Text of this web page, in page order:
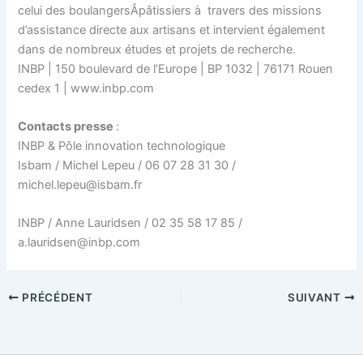
celui des boulangersÂpâtissiers à travers des missions
d’assistance directe aux artisans et intervient également
dans de nombreux études et projets de recherche.
INBP | 150 boulevard de l’Europe | BP 1032 | 76171 Rouen
cedex 1 | www.inbp.com
Contacts presse :
INBP & Pôle innovation technologique
Isbam / Michel Lepeu / 06 07 28 31 30 /
michel.lepeu@isbam.fr
INBP / Anne Lauridsen / 02 35 58 17 85 /
a.lauridsen@inbp.com
PRÉCÉDENT SUIVANT